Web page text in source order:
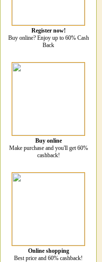
Register now!
Buy online? Enjoy up to 60% Cash
Back
Buy online
Make purchase and you'll get 60%
cashback!
Online shopping
Best price and 60% cashback!